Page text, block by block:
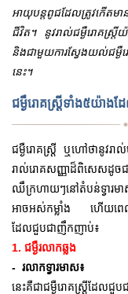
អាយុបន្តពូជដែលត្រូវកើតម
ជីវិត។ នូវរាល់ជម្ងឺរោគស្ត្រី
និងជាមួយការស្វែងយល់ជម្
នេះ។
ជម្ងឺរោគស្រ្តីទាំង៥យ៉ាង
ជម្ងឺរោគស្ត្រី ឬហៅថានូវរា
រាល់រោគសញ្ញាដ៏ពិសេសដូចជ
ឈឹក្រហាយៗនៅតំបន់ទ្វារ
អាចអស់កម្លាំង ហើយពេលខ្
ដែលជួបជាញឹកញាប់៖
1. ជម្ងឺរលាកឆ្លង
- រលាកទ្វារមាស៖
នេះគឺជាជម្ងឺរោគស្ត្រីដែល